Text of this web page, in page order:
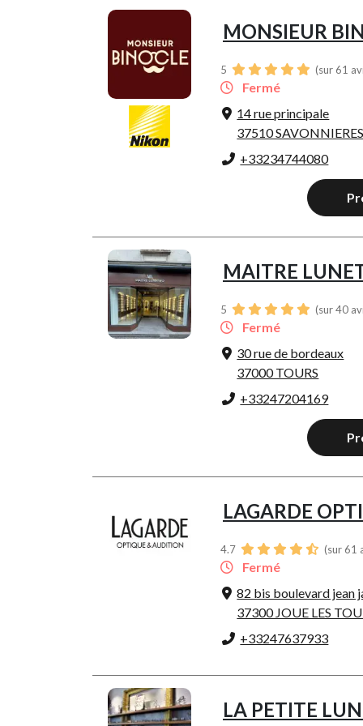
MONSIEUR
5 (sur 61
Fermé
14 rue principale
37510 SAVONNIERES
+33234744080
MAITRE
5 (sur 40
Fermé
30 rue de bordeaux
37000 TOURS
+33247204169
LAGARDE
4.7 (sur 61
Fermé
82 bis boulevard jean
37300 JOUE LES
+33247637933
LA PETITE